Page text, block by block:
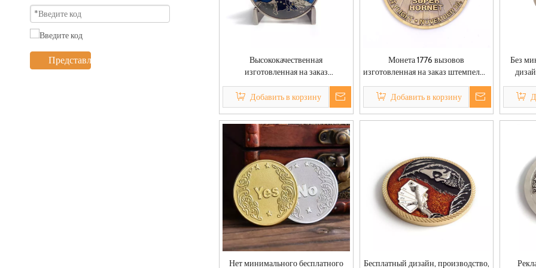
Представлять на рассмотрение
Высококачественная
изготовленная на заказ
металлическая латунная серебряная
монета в американском стиле
Добавить в корзину
Монета 1776 вызовов
изготовленная на заказ штемпелюя
памятную монетку золота эмали
логотипа сувенирную для
выдвиженческого
Добавить в корзину
Без
Нет минимального бесплатного
Бесплатный дизайн, производство,